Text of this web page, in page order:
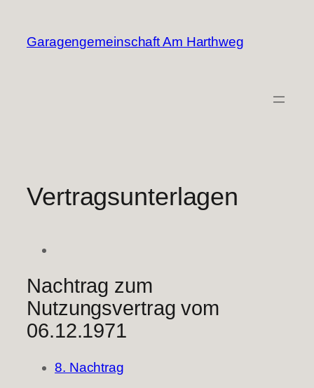
springen
Garagengemeinschaft Am Harthweg
Vertragsunterlagen
Nachtrag zum
Nutzungsvertrag vom
06.12.1971
8. Nachtrag